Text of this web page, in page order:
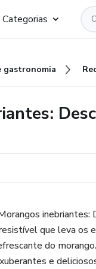
Categorias
gastronomia
inebriantes:
que leva os
do
e